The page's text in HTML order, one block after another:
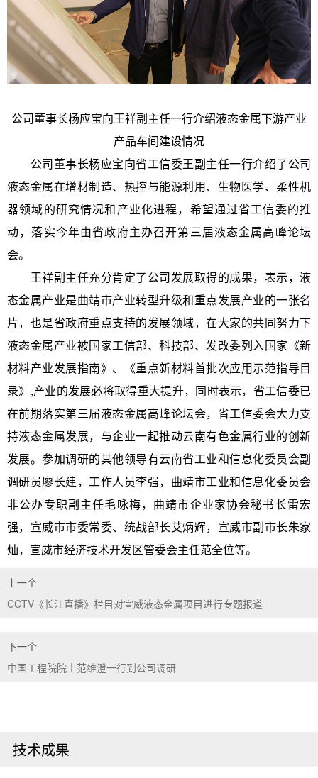
公司董事长杨应宝向王祥副主任一行介绍液态金属下游产业
产品车间建设情况
公司董事长杨应宝向省工信委王副主任一行介绍了公司
液态金属在增材制造、热控与能源利用、生物医学、柔性机
器领域的研究情况和产业化进程，希望通过省工信委的推
动，落实今年由省政府主办召开第三届液态金属高峰论坛
会。
王祥副主任充分肯定了公司发展取得的成果，表示，液
态金属产业是曲靖市产业转型升级和重点发展产业的一张名
片，也是省政府重点支持的发展领域，在大家的共同努力下
液态金属产业被国家工信部、科技部、发改委列入国家《新
材料产业发展指南》、《重点新材料首批次应用示范指导目
录》,产业的发展必将取得重大提升，同时表示，省工信委已
在前期落实第三届液态金属高峰论坛会，省工信委会大力支
持液态金属发展，与企业一起推动云南有色金属行业的创新
发展。参加调研的其他领导有云南省工业和信息化委员会副
调研员廖长建，工作人员李强，曲靖市工业和信息化委员会
非公办专职副主任毛咏梅，曲靖市企业家协会秘书长雷宏
强，宣威市市委常委、统战部长艾炳辉，宣威市副市长朱家
灿，宣威市经济技术开发区管委会主任范全位等。
上一个
CCTV《长江直播》栏目对宣威液态金属项目进行专题报道
下一个
中国工程院院士范维澄一行到公司调研
技术成果